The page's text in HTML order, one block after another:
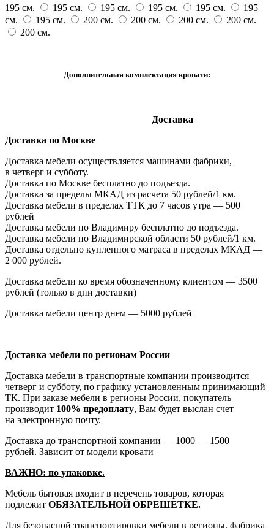
195 см.
195 см. 195 см. 195 см. 195 см.
195
см.
195 см. 200 см. 200 см. 200 см.
200 см.
200 см.
Дополнительная комплектация кровати:
Доставка
Доставка по Москве
Доставка мебели осуществляется машинами фабрики,
в четверг и субботу.
Доставка по Москве бесплатно до подъезда.
Доставка за пределы МКАД из расчета 50 рублей/1 км.
Доставка мебели в пределах ТТК до 7 часов утра — 500
рублей
Доставка мебели по Владимиру бесплатно до подъезда.
Доставка мебели по Владимирской области 50 рублей/1 км.
Доставка отдельно купленного матраса в пределах МКАД —
2 000 рублей.
Доставка мебели ко время обозначенному клиентом — 3500
рублей (только в дни доставки)
Доставка мебели центр днем — 5000 рублей
Доставка мебели по регионам России
Доставка мебели в транспортные компании производится
четверг и субботу, по графику установленным принимающий
ТК. При заказе мебели в регионы России, покупатель
производит 100% предоплату, Вам будет выслан счет
на электронную почту.
Доставка до транспортной компании — 1000 — 1500
рублей. Зависит от модели кровати
ВАЖНО: по упаковке.
Мебель бытовая входит в перечень товаров, которая
подлежит ОБЯЗАТЕЛЬНОЙ ОБРЕШЕТКЕ.
Для безопасной транспортировки мебели в регионы, фабрика